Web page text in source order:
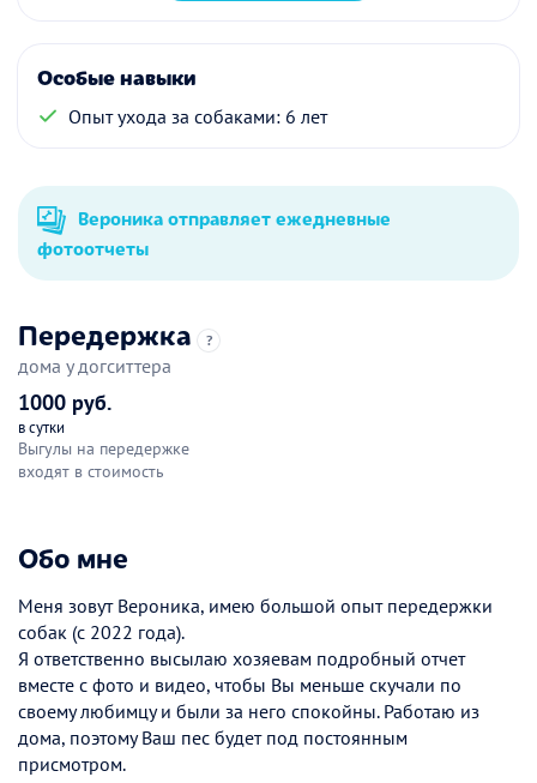
Особые навыки
Опыт ухода за собаками: 6 лет
Вероника отправляет ежедневные
фотоотчеты
Передержка ?
дома у догситтера
1000 руб.
в сутки
Выгулы на передержке
входят в стоимость
Обо мне
Меня зовут Вероника, имею большой опыт передержки
собак (с 2022 года).
Я ответственно высылаю хозяевам подробный отчет
вместе с фото и видео, чтобы Вы меньше скучали по
своему любимцу и были за него спокойны. Работаю из
дома, поэтому Ваш пес будет под постоянным
присмотром.